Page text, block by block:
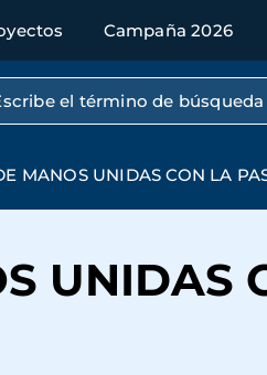
Campaña 2026
por texto completo
MANOS UNIDAS CON LA
UNIDAS